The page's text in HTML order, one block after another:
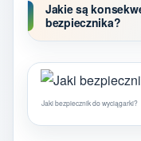
Jakie są
bezpiecznika?
Jaki bezpiecznik do wyciągarki?